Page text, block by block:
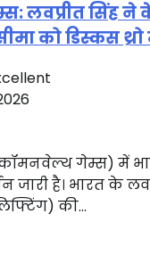
लवप्रीत सिंह ने
को डिस्कस थ्रो
गेम्स) में
जारी है। भारत के
की…